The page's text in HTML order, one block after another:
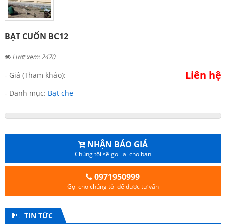
BẠT CUỐN BC12
Lượt xem: 2470
- Giá (Tham khảo): Liên hệ
- Danh mục: Bạt che
NHẬN BÁO GIÁ
Chúng tôi sẽ gọi lại cho bạn
0971950999
Gọi cho chúng tôi để được tư vấn
TIN TỨC